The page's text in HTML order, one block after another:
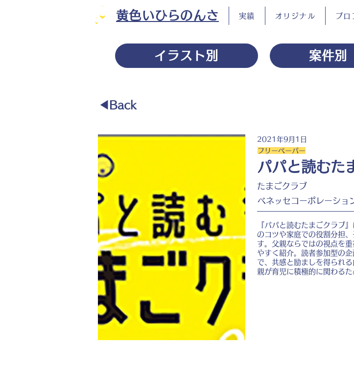
黄色いひらのんさ 実績 オリジナル プロ
イラスト別 案件別
◀︎Back
2021年9月1日
フリーペーパー
パパと読むた
たまごクラブ
ベネッセコーポレーショ
『パパと読むたまごクラブ
のコツや家庭での役割分担
す。父親ならではの視点を
やすく紹介。読者参加型の
で、共感と励ましを得られ
親が育児に積極的に関わる